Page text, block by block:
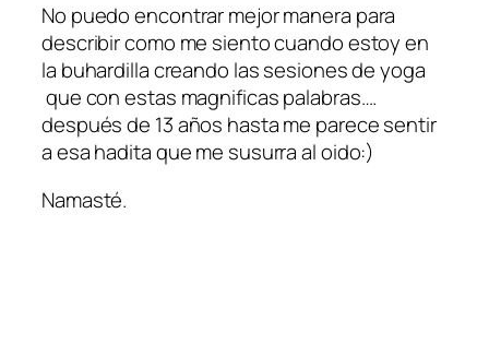
No puedo encontrar mejor manera para
describir como me siento cuando estoy en
la buhardilla creando las sesiones de yoga
que con estas magnificas palabras….
después de 13 años hasta me parece sentir
a esa hadita que me susurra al oido:)
Namasté.